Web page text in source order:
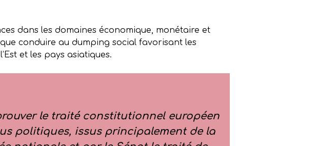
dans les domaines économique, monétaire et
conduire au dumping social favorisant les
et les pays asiatiques.
le traité constitutionnel européen
politiques, issus principalement de la